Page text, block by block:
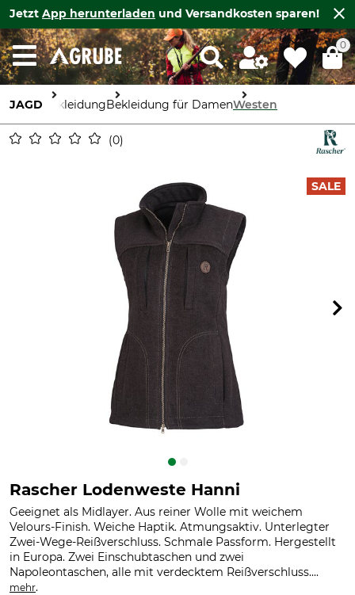
Jetzt App herunterladen und Versandkosten sparen!
0
JAGD BekleidungBekleidung für DamenWesten
0
SALE
Rascher Lodenweste Hanni
Geeignet als Midlayer. Aus reiner Wolle mit weichem
Velours-Finish. Weiche Haptik. Atmungsaktiv. Unterlegter
Zwei-Wege-Reißverschluss. Schmale Passform. Hergestellt
in Europa. Zwei Einschubtaschen und zwei
Napoleontaschen, alle mit verdecktem Reißverschluss....
mehr.